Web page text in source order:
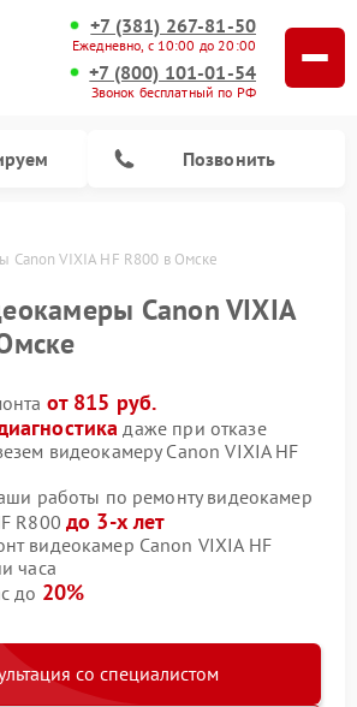
+7 (381) 267-81-50
Ежедневно, с 10:00 до 20:00
+7 (800) 101-01-54
Звонок бесплатный по РФ
Позвонить
Canon VIXIA HF R800 в Омске
Canon VIXIA
от 815 руб.
даже при отказе
видеокамеру Canon VIXIA HF
работы по ремонту видеокамер
R800 до 3-х лет
видеокамер Canon VIXIA HF
часа
до 20%
со специалистом